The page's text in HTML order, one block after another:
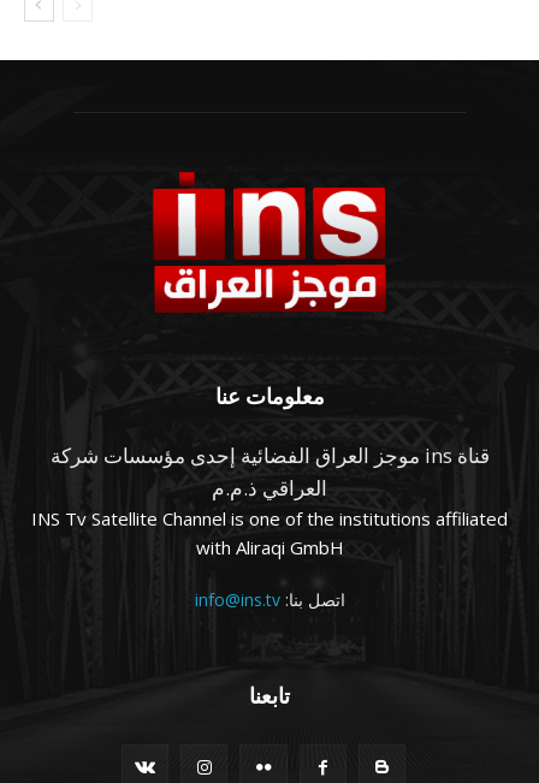
معلومات عنا
قناة ins موجز العراق الفضائية إحدى مؤسسات شركة
العراقي ذ.م.م
INS Tv Satellite Channel is one of the institutions affiliated
with Aliraqi GmbH
اتصل بنا:info@ins.tv
تابعنا